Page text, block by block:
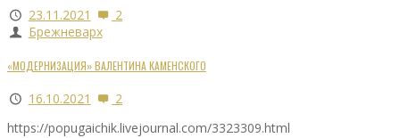
23.11.2021
2
Брежневарх
«МОДЕРНИЗАЦИЯ» ВАЛЕНТИНА КАМЕНСКОГО
16.10.2021
2
https://popugaichik.livejournal.com/3323309.html